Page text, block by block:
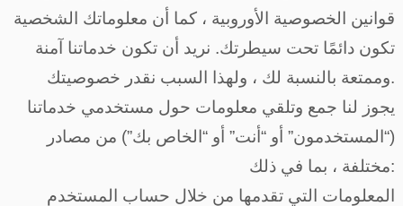
قوانين الخصوصية الأوروبية ، كما أن معلوماتك الشخصية
تكون دائمًا تحت سيطرتك. نريد أن تكون خدماتنا آمنة
وممتعة بالنسبة لك ، ولهذا السبب نقدر خصوصيتك.
يجوز لنا جمع وتلقي معلومات حول مستخدمي خدماتنا
(“المستخدمون” أو “أنت” أو “الخاص بك”) من مصادر
مختلفة ، بما في ذلك:
المعلومات التي تقدمها من خلال حساب المستخدم